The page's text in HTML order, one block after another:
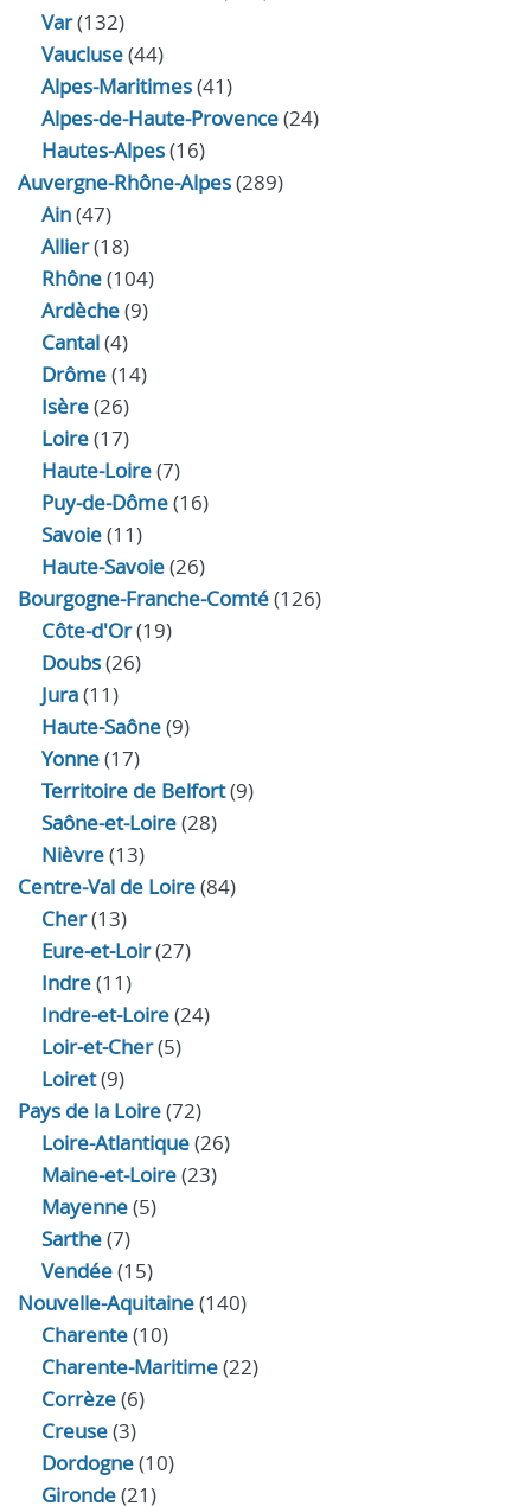
Var(132)
Vaucluse(44)
Alpes-Maritimes(41)
Alpes-de-Haute-Provence(24)
Hautes-Alpes(16)
Auvergne-Rhône-Alpes(289)
Ain(47)
Allier(18)
Rhône(104)
Ardèche(9)
Cantal(4)
Drôme(14)
Isère(26)
Loire(17)
Haute-Loire(7)
Puy-de-Dôme(16)
Savoie(11)
Haute-Savoie(26)
Bourgogne-Franche-Comté(126)
Côte-d'Or(19)
Doubs(26)
Jura(11)
Haute‑Saône(9)
Yonne(17)
Territoire de Belfort(9)
Saône-et-Loire(28)
Nièvre(13)
Centre-Val de Loire(84)
Cher(13)
Eure‑et‑Loir(27)
Indre(11)
Indre‑et‑Loire(24)
Loir‑et‑Cher(5)
Loiret(9)
Pays de la Loire(72)
Loire-Atlantique(26)
Maine-et-Loire(23)
Mayenne(5)
Sarthe(7)
Vendée(15)
Nouvelle-Aquitaine(140)
Charente(10)
Charente-Maritime(22)
Corrèze(6)
Creuse(3)
Dordogne(10)
Gironde(21)